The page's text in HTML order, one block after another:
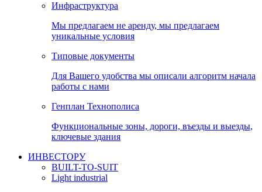
Инфраструктура
Мы предлагаем не аренду, мы предлагаем
уникальные условия
Типовые документы
Для Вашего удобства мы описали алгоритм начала
работы с нами
Генплан Технополиса
Функциональные зоны, дороги, въезды и выезды,
ключевые здания
ИНВЕСТОРУ
BUILT-TO-SUIT
Light industrial